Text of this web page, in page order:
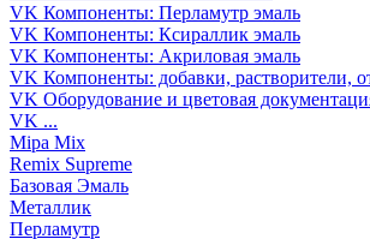
VK Компоненты: Перламутр эмаль
VK Компоненты: Ксираллик эмаль
VK Компоненты: Акриловая эмаль
VK Компоненты: добавки, растворители,
VK Оборудование и цветовая
VK ...
Mipa Mix
Remix Supreme
Базовая Эмаль
Металлик
Перламутр